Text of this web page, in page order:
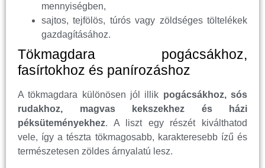
mennyiségben,
sajtos, tejfölös, túrós vagy zöldséges töltelékek
gazdagításához.
Tökmagdara pogácsákhoz,
fasírtokhoz és panírozáshoz
A tökmagdara különösen jól illik pogácsákhoz, sós
rudakhoz, magvas kekszekhez és házi
péksüteményekhez. A liszt egy részét kiválthatod
vele, így a tészta tökmagosabb, karakteresebb ízű és
természetesen zöldes árnyalatú lesz.